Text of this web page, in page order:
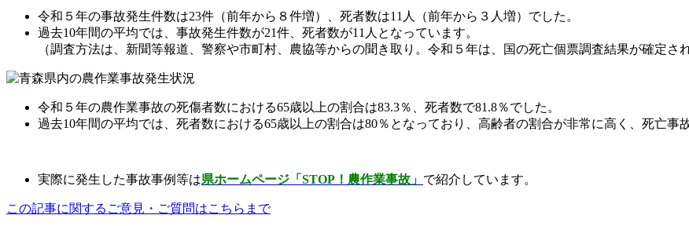
令和５年の事故発生件数は23件（前年から８件増）、死者数は11人（前年から３人増）でした。
過去10年間の平均では、事故発生件数が21件、死者数が11人となっています。
（調査方法は、新聞等報道、警察や市町村、農協等からの聞き取り。令和５年は、国の死亡個票調査結果が確定さ
令和５年の農作業事故の死傷者数における65歳以上の割合は83.3％、死者数で81.8％でした。
過去10年間の平均では、死者数における65歳以上の割合は80％となっており、高齢者の割合が非常に高く、死亡事
実際に発生した事故事例等は県ホームページ「STOP！農作業事故」 で紹介しています。
この記事に関するご意見・ご質問はこちらまで